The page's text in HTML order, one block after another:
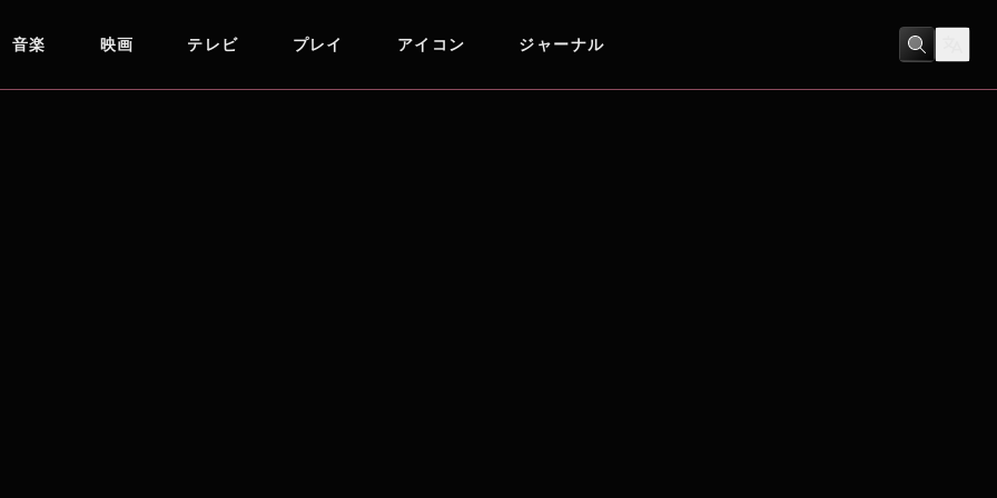
音楽 映画 テレビ プレイ アイコン ジャーナル